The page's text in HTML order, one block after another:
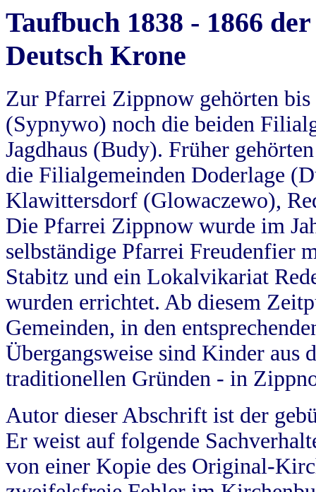
Taufbuch 1838 - 1866
Deutsch Krone
Zur Pfarrei Zippnow gehörten
(Sypnywo) noch die beiden
Jagdhaus (Budy). Früher
die Filialgemeinden Doderlage
Klawittersdorf (Glowaczewo),
Die Pfarrei Zippnow wurde im
selbständige Pfarrei Freudenfier
Stabitz und ein Lokalvikariat
wurden errichtet. Ab diesem
Gemeinden, in den
Übergangsweise sind Kinder aus
traditionellen Gründen - in
Autor dieser Abschrift ist der
Er weist auf folgende
von einer Kopie des Original-